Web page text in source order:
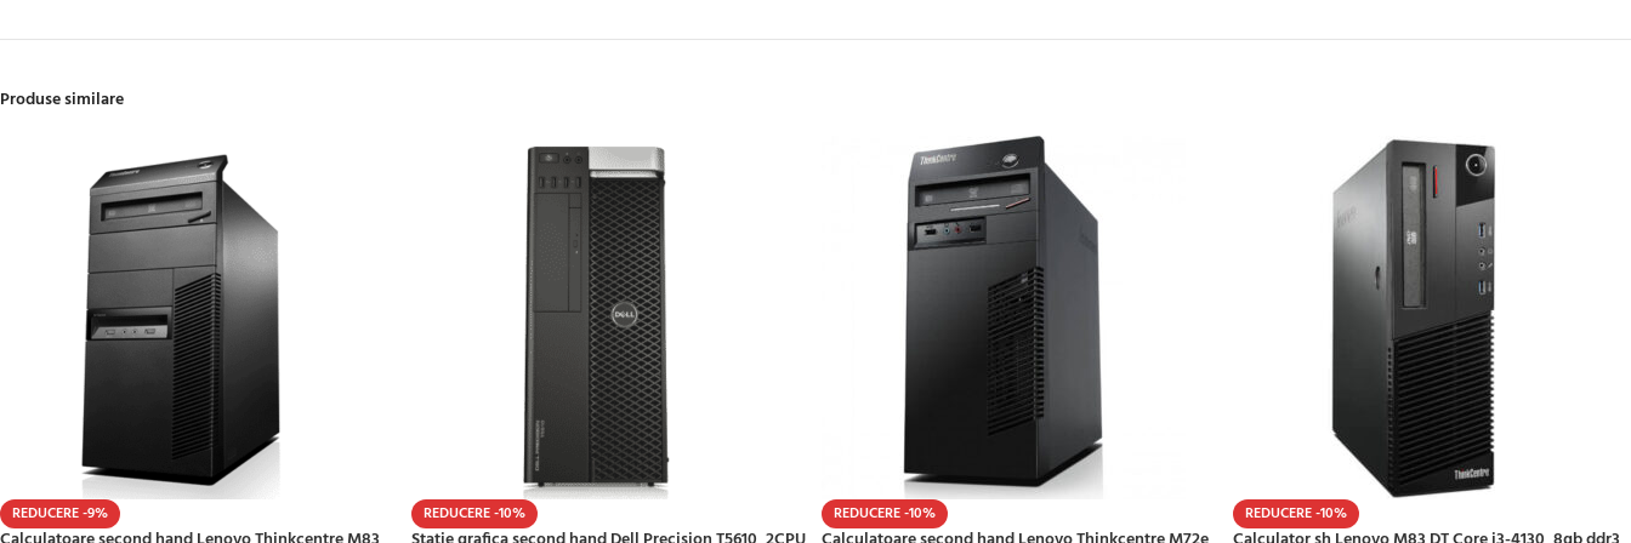
Produse similare
REDUCERE -9% REDUCERE -10% REDUCERE -10% REDUCERE -10%